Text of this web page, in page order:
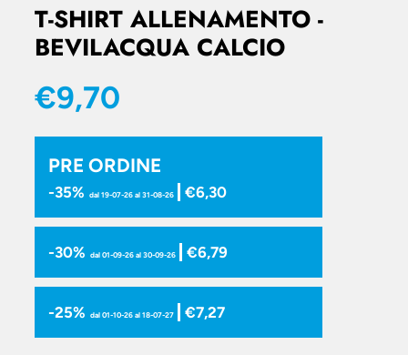
T-SHIRT ALLENAMENTO -
BEVILACQUA CALCIO
€9,70
PRE ORDINE
-35% dal 19-07-26 al 31-08-26 €6,30
-30% dal 01-09-26 al 30-09-26 €6,79
-25% dal 01-10-26 al 18-07-27 €7,27